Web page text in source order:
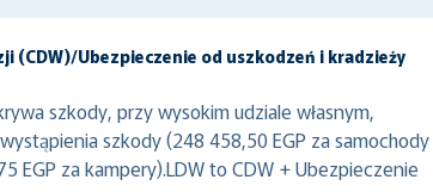
(CDW)/Ubezpieczenie od uszkodzeń i kradzieży
szkody, przy wysokim udziale własnym,
szkody (248 458,50 EGP za samochody
EGP za kampery).LDW to CDW + Ubezpieczenie